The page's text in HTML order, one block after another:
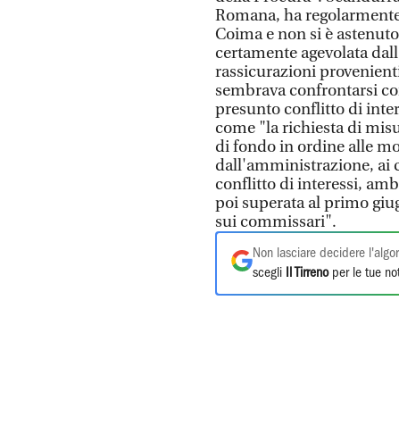
Romana, ha
Coima e non si è
certamente agevolata
rassicurazioni
sembrava confrontarsi
presunto conflitto di
come "la richiesta di
di fondo in ordine alle
dall'amministrazione, ai
conflitto di interessi,
poi superata al primo
sui commissari".
Non lasciare decidere
scegli
Il Tirrenoper le tue